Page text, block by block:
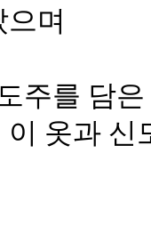
며
주를 담
옷과